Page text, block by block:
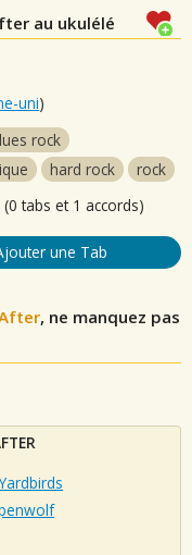
au ukulélé
uni)
rock
hard rock
rock
tabs et 1 accords)
une Tab
, ne manquez pas